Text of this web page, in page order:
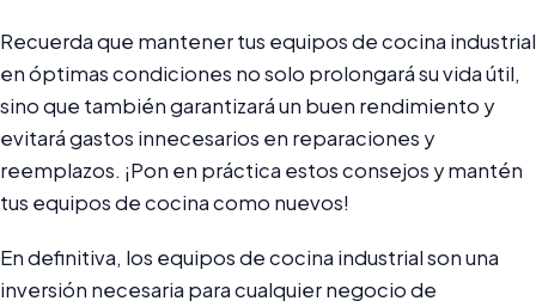
Recuerda que mantener tus equipos de cocina industrial
en óptimas condiciones no solo prolongará su vida útil,
sino que también garantizará un buen rendimiento y
evitará gastos innecesarios en reparaciones y
reemplazos. ¡Pon en práctica estos consejos y mantén
tus equipos de cocina como nuevos!
En definitiva, los equipos de cocina industrial son una
inversión necesaria para cualquier negocio de